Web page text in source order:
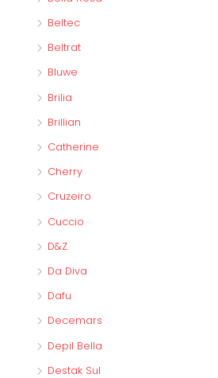
Beltec
Beltrat
Bluwe
Brilia
Brillian
Catherine
Cherry
Cruzeiro
Cuccio
D&Z
Da Diva
Dafu
Decemars
Depil Bella
Destak Sul